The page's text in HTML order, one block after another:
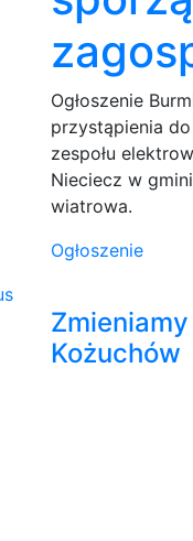
Ogłoszenie
przystąpienia
zespołu
Nieciecz w
wiatrowa.
Ogłoszenie
Zmieniamy
Kożuchów